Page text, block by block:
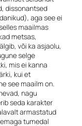
dissonantsed
aga see ei
maailmas
metsas,
või ka asjaolu,
selge
mis ei kanna
kui et
see maailm on.
nagu
seda karakter
armastatud
tumedal